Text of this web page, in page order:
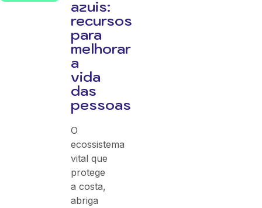
azuis:
recursos
para
melhorar
a
vida
das
pessoas
O
ecossistema
vital que
protege
a costa,
abriga